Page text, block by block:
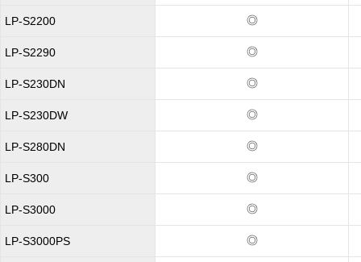
LP-S2200 ◎
LP-S2290 ◎
LP-S230DN ◎
LP-S230DW ◎
LP-S280DN ◎
LP-S300 ◎
LP-S3000 ◎
LP-S3000PS ◎